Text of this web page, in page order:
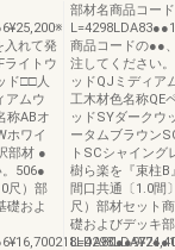
れて発
ライトウ
ド□□人
アムウ
称ABオ
ホワイ
部材 ●
506●
尺）部
礎およ
部材名商品コー
商品コードの●●
注してください
ッドQJミディア
工木材色名称QE
ッドSYダークウ
ータムブラウン
トSCシャイン
樹ら楽を『束柱
間口共通〔1.0間
尺）部材セット
礎およびデッキ